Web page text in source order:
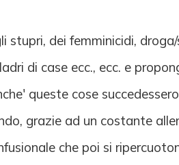
stupri, dei femminicidi,
di case ecc., ecc. e
queste cose
grazie ad un costante
che poi si